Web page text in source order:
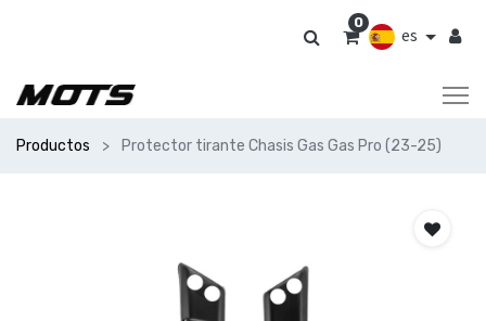
es
0
Productos Protector tirante Chasis Gas Gas Pro (23-25)